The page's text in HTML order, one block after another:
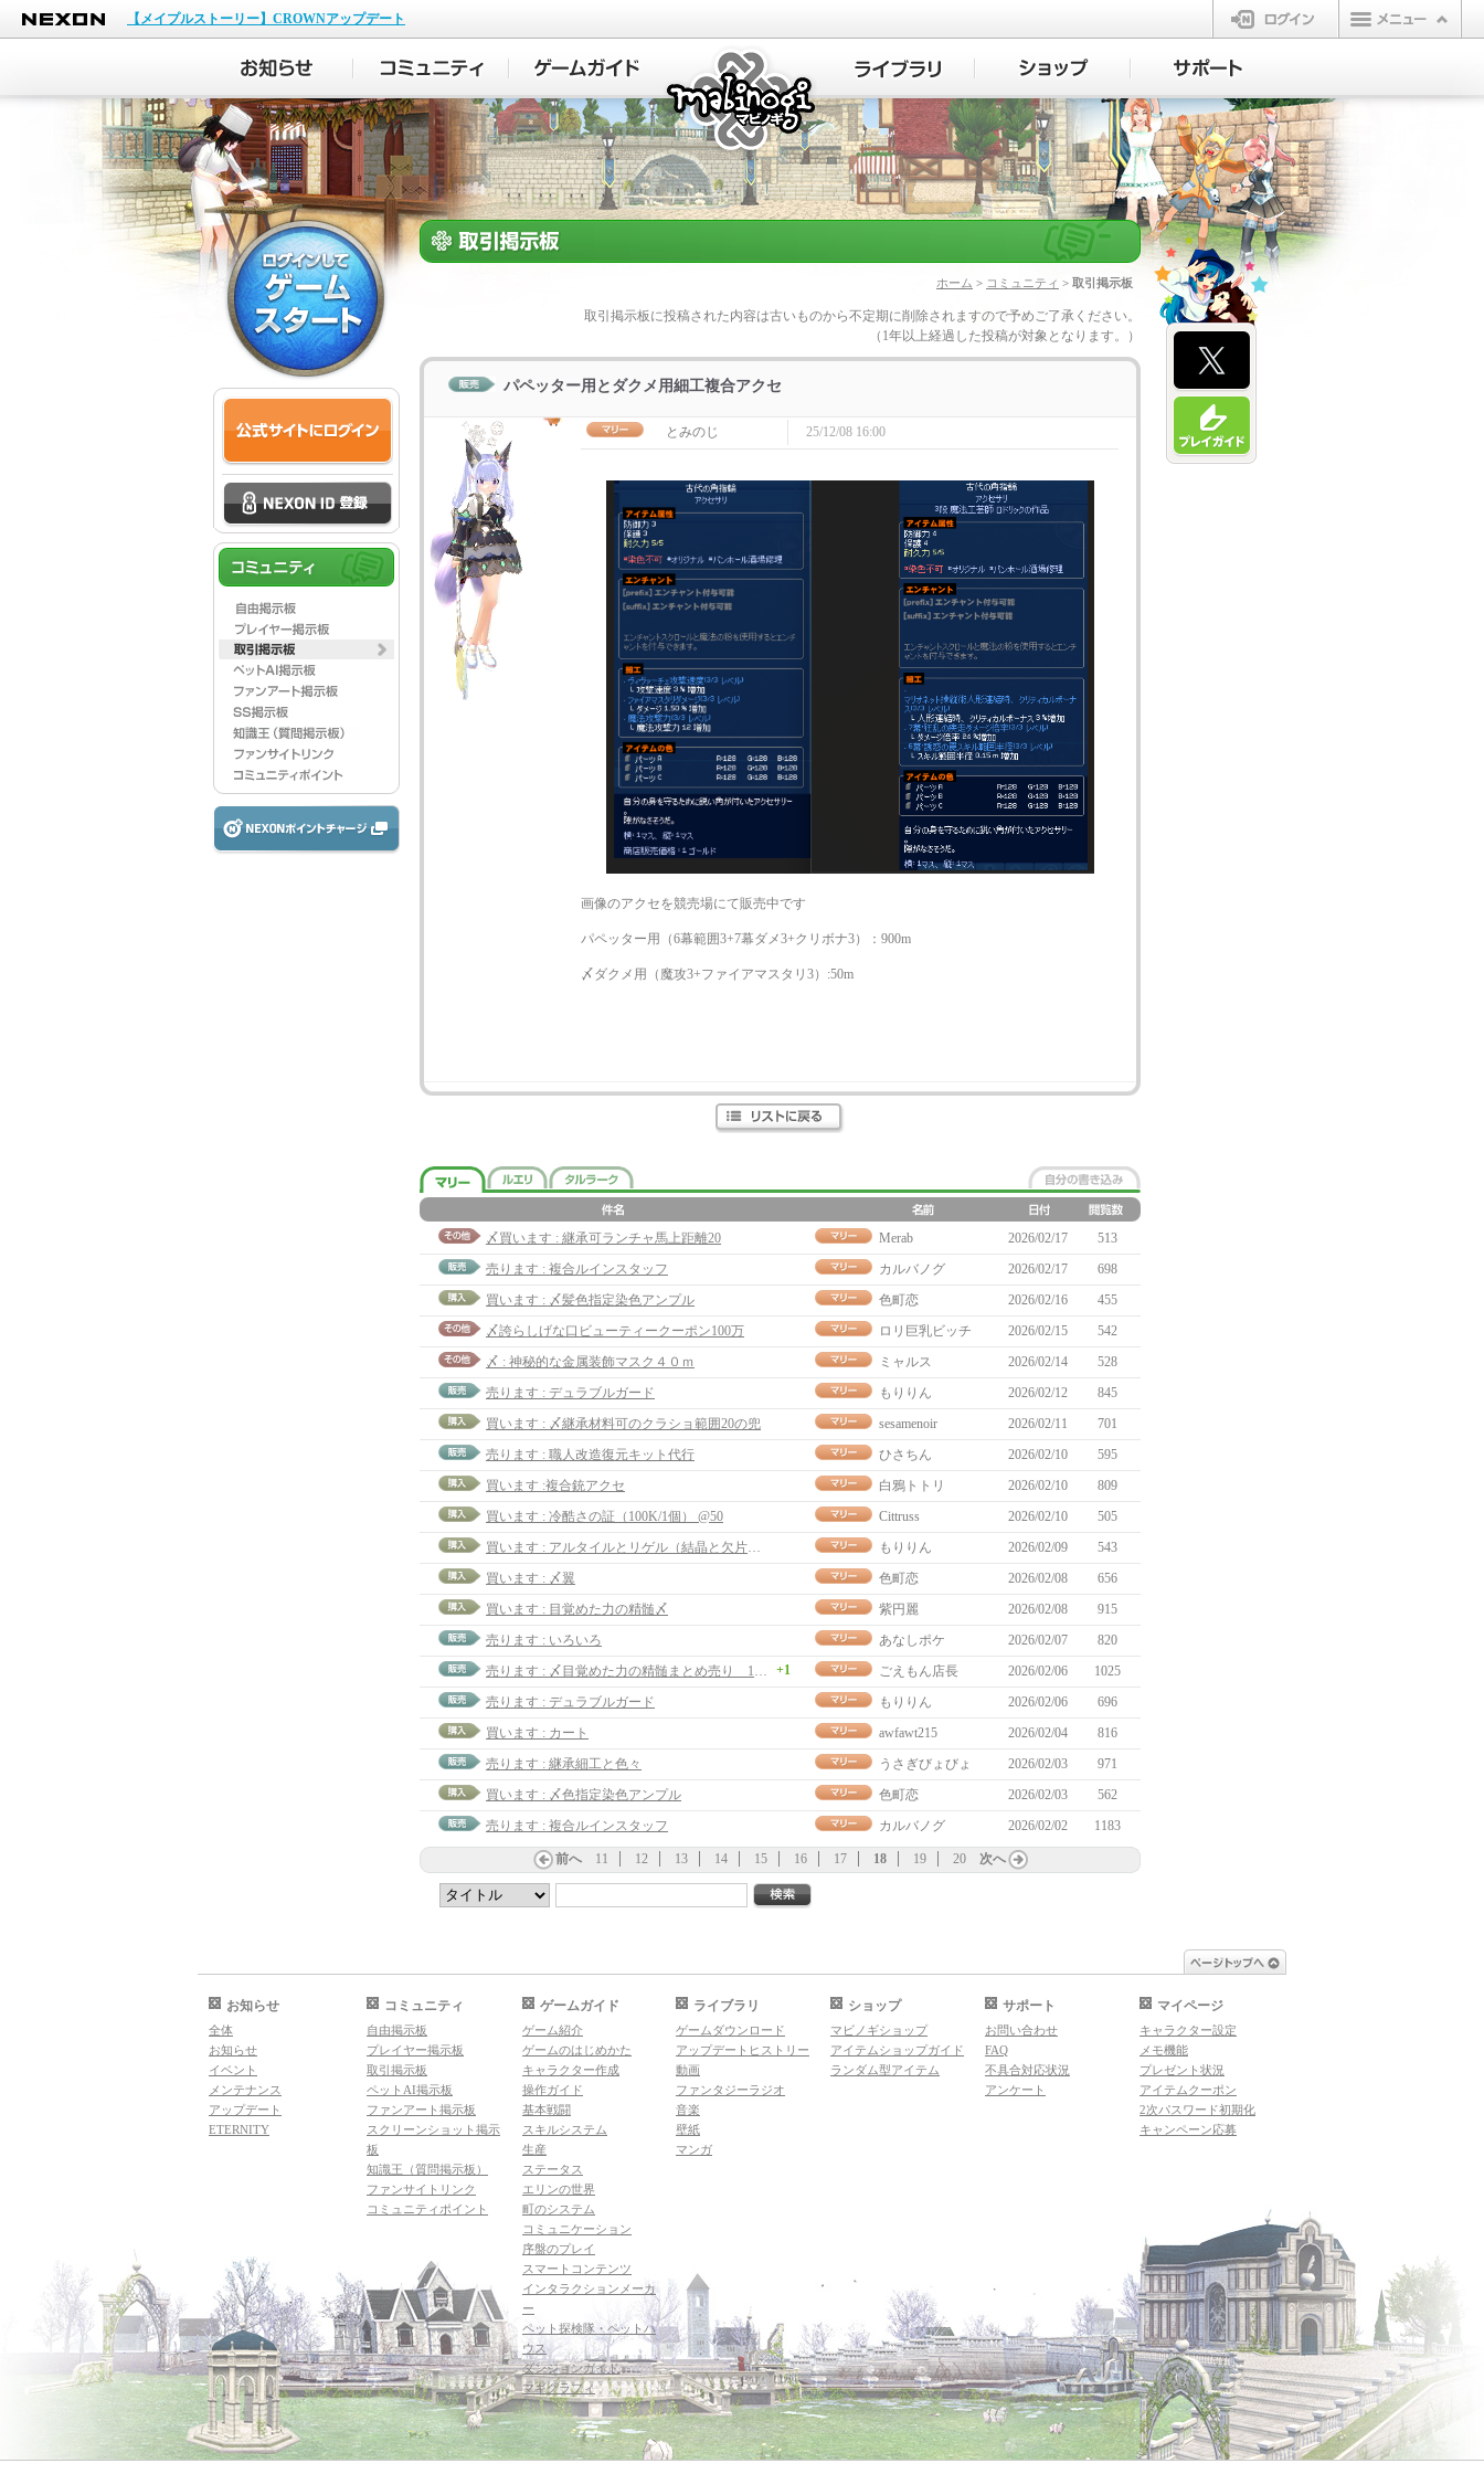
NEXON
【メイプルストーリー】CROWNアップデート
ログイン
マビノギ
ホーム > コミュニティ > 取引掲示板
取引掲示板に投稿された内容は古いものから不定期に削除されますので予めご了承ください。
（1年以上経過した投稿が対象となります。）
パペッター用とダクメ用細工複合アクセ
とみのじ 25/12/08 16:00
画像のアクセを競売場にて販売中です
パペッター用（6幕範囲3+7幕ダメ3+クリボナ3）：900m
〆ダクメ用（魔攻3+ファイアマスタリ3）:50m
〆買います : 継承可ランチャ馬上距離20 Merab 2026/02/17
513
売ります : 複合ルインスタッフ
カルバノグ 2026/02/17
698
買います : 〆髪色指定染色アンプル
色町恋 2026/02/16
455
〆誇らしげな口ビューティークーポン100万
ロリ巨乳ビッチ 2026/02/15
542
〆 : 神秘的な金属装飾マスク４０ｍ
ミャルス 2026/02/14
528
売ります : デュラブルガード
もりりん 2026/02/12
845
買います : 〆継承材料可のクラショ範囲20の兜
sesamenoir 2026/02/11
701
売ります : 職人改造復元キット代行
ひさちん 2026/02/10
595
買います :複合銃アクセ
白鴉トトリ 2026/02/10
809
買います : 冷酷さの証（100K/1個） @50
Cittruss 2026/02/10
505
もりりん 2026/02/09
543
買います : 〆翼
色町恋 2026/02/08
656
買います : 目覚めた力の精髄〆
紫円麗 2026/02/08
915
売ります : いろいろ
あなしポケ 2026/02/07
820
+1 ごえもん店長 2026/02/06
1025
売ります : デュラブルガード
もりりん 2026/02/06
696
買います : カート
awfawt215 2026/02/04
816
売ります : 継承細工と色々
うさぎびょびょ 2026/02/03
971
買います : 〆色指定染色アンプル
色町恋 2026/02/03
562
売ります : 複合ルインスタッフ
カルバノグ 2026/02/02 1183
前へ 11 12 13 14 15 16 17 18 19 20 次へ
お知らせ
全体
お知らせ
イベント
メンテナンス
アップデート
ETERNITY
コミュニティ
自由掲示板
プレイヤー掲示板
取引掲示板
ペットAI掲示板
ファンアート掲示板
スクリーンショット掲示
板
知識王（質問掲示板）
ファンサイトリンク
コミュニティポイント
ゲームガイド
ゲーム紹介
ゲームのはじめかた
キャラクター作成
操作ガイド
基本戦闘
スキルシステム
生産
ステータス
エリンの世界
町のシステム
コミュニケーション
序盤のプレイ
スマートコンテンツ
インタラクションメーカ
ー
ペット探検隊・ペットハ
ウス
ダンジョンガイド
マギグラフィ
ライブラリ
ゲームダウンロード
アップデートヒストリー
動画
ファンタジーラジオ
音楽
壁紙
マンガ
ショップ
マビノギショップ
アイテムショップガイド
ランダム型アイテム
サポート
お問い合わせ
FAQ
不具合対応状況
アンケート
マイページ
キャラクター設定
メモ機能
プレゼント状況
アイテムクーポン
2次パスワード初期化
キャンペーン応募